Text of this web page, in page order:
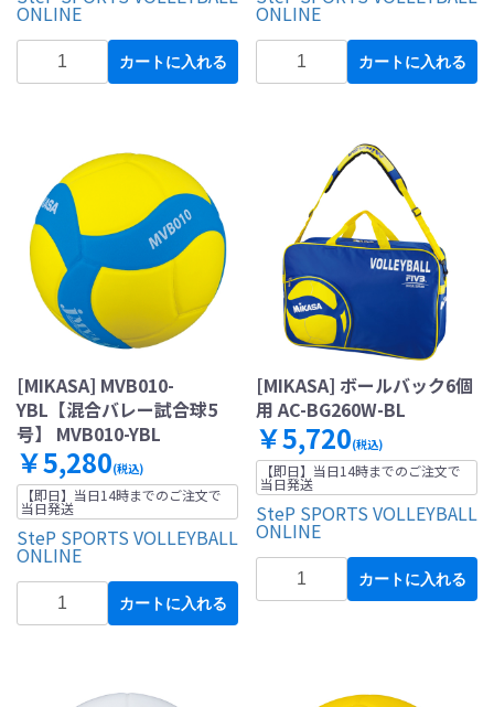
ONLINE
カートに入れる
ONLINE
カートに入れる
[MIKASA] MVB010-
YBL【混合バレー試合球5
号】 MVB010-YBL
￥5,280(税込)
【即日】当日14時までのご注文で
当日発送
SteP SPORTS VOLLEYBALL
ONLINE
カートに入れる
[MIKASA] ボールバック6個
用 AC-BG260W-BL
￥5,720(税込)
【即日】当日14時までのご注文で
当日発送
SteP SPORTS VOLLEYBALL
ONLINE
カートに入れる